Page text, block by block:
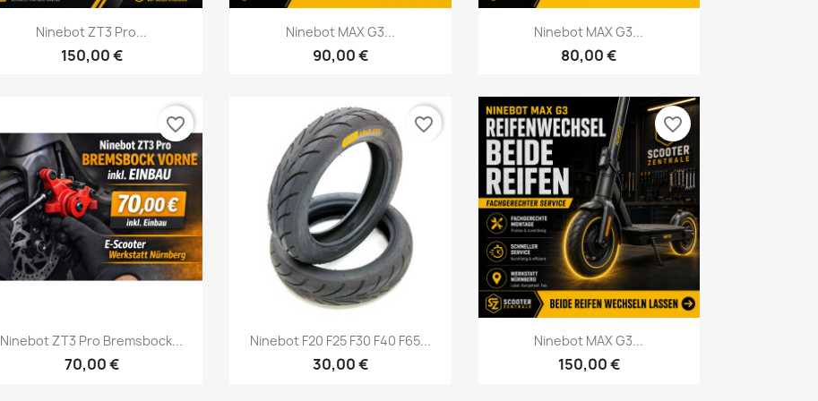
Vorschau
Ninebot ZT3 Pro...
150,00 €
Vorschau
Ninebot MAX G3...
90,00 €
Vorschau
Ninebot MAX G3...
80,00 €
Vorschau
Ninebot ZT3 Pro Bremsbock...
70,00 €
favorite_border
Vorschau
Ninebot F20 F25 F30 F40 F65...
30,00 €
favorite_border
Vorschau
Ninebot MAX G3...
150,00 €
favorite_border